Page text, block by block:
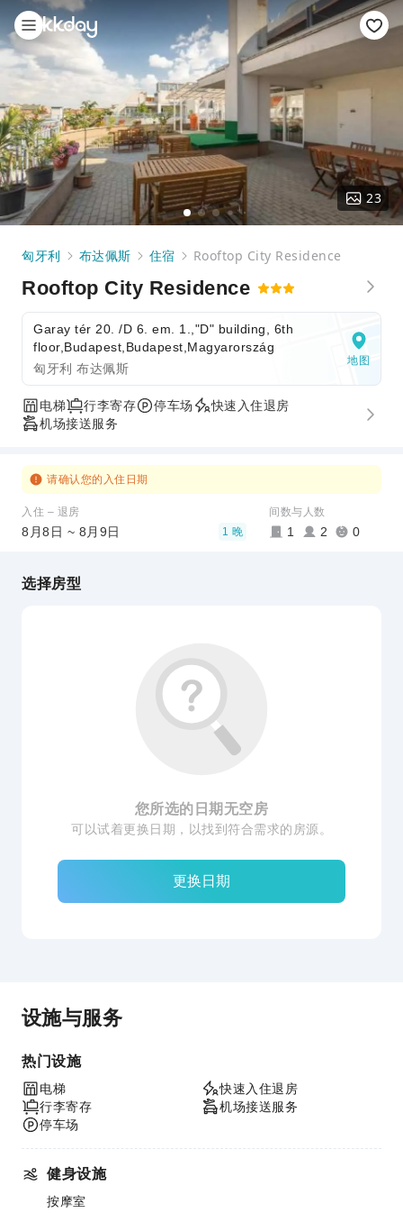
23
匈牙利 布达佩斯 住宿 Rooftop City Residence
Rooftop City Residence
Garay tér 20. /D 6. em. 1.,"D" building, 6th
floor,Budapest,Budapest,Magyarország
匈牙利 布达佩斯
地图
电梯 行李寄存 停车场
快速入住退房
机场接送服务
请确认您的入住日期
入住 – 退房
8月8日 ~ 8月9日 1 晚
间数与人数
1 2 0
选择房型
您所选的日期无空房
可以试着更换日期，以找到符合需求的房源。
更换日期
设施与服务
热门设施
电梯
行李寄存
停车场
快速入住退房
机场接送服务
健身设施
按摩室